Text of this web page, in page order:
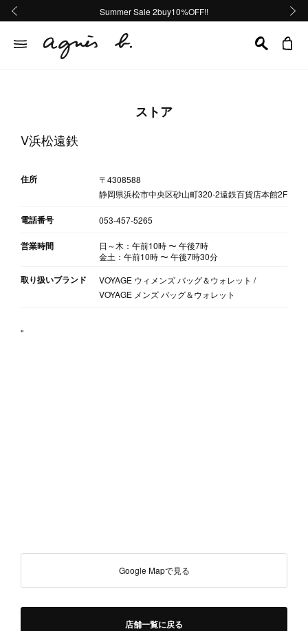
熊本地域地震の影響による配送遅延について
Summer Sale 2buy10%OFF!!
台風13号の影響による配送遅延について
熊本地域地震の影響による配送遅延について
Summer Sale 2buy10%OFF!!
ストア
V浜松遠鉄
住所
〒4308588
静岡県浜松市中央区砂山町320-2遠鉄百貨店本館2F
電話番号 053-457-5265
営業時間 日～木：午前10時〜午後7時
金土：午前10時〜午後7時30分
取り扱いブランド
VOYAGE ウィメンズ バッグ＆ウォレット /
VOYAGE メンズ バッグ＆ウォレット
"
Google Mapで見る
店舗一覧に戻る